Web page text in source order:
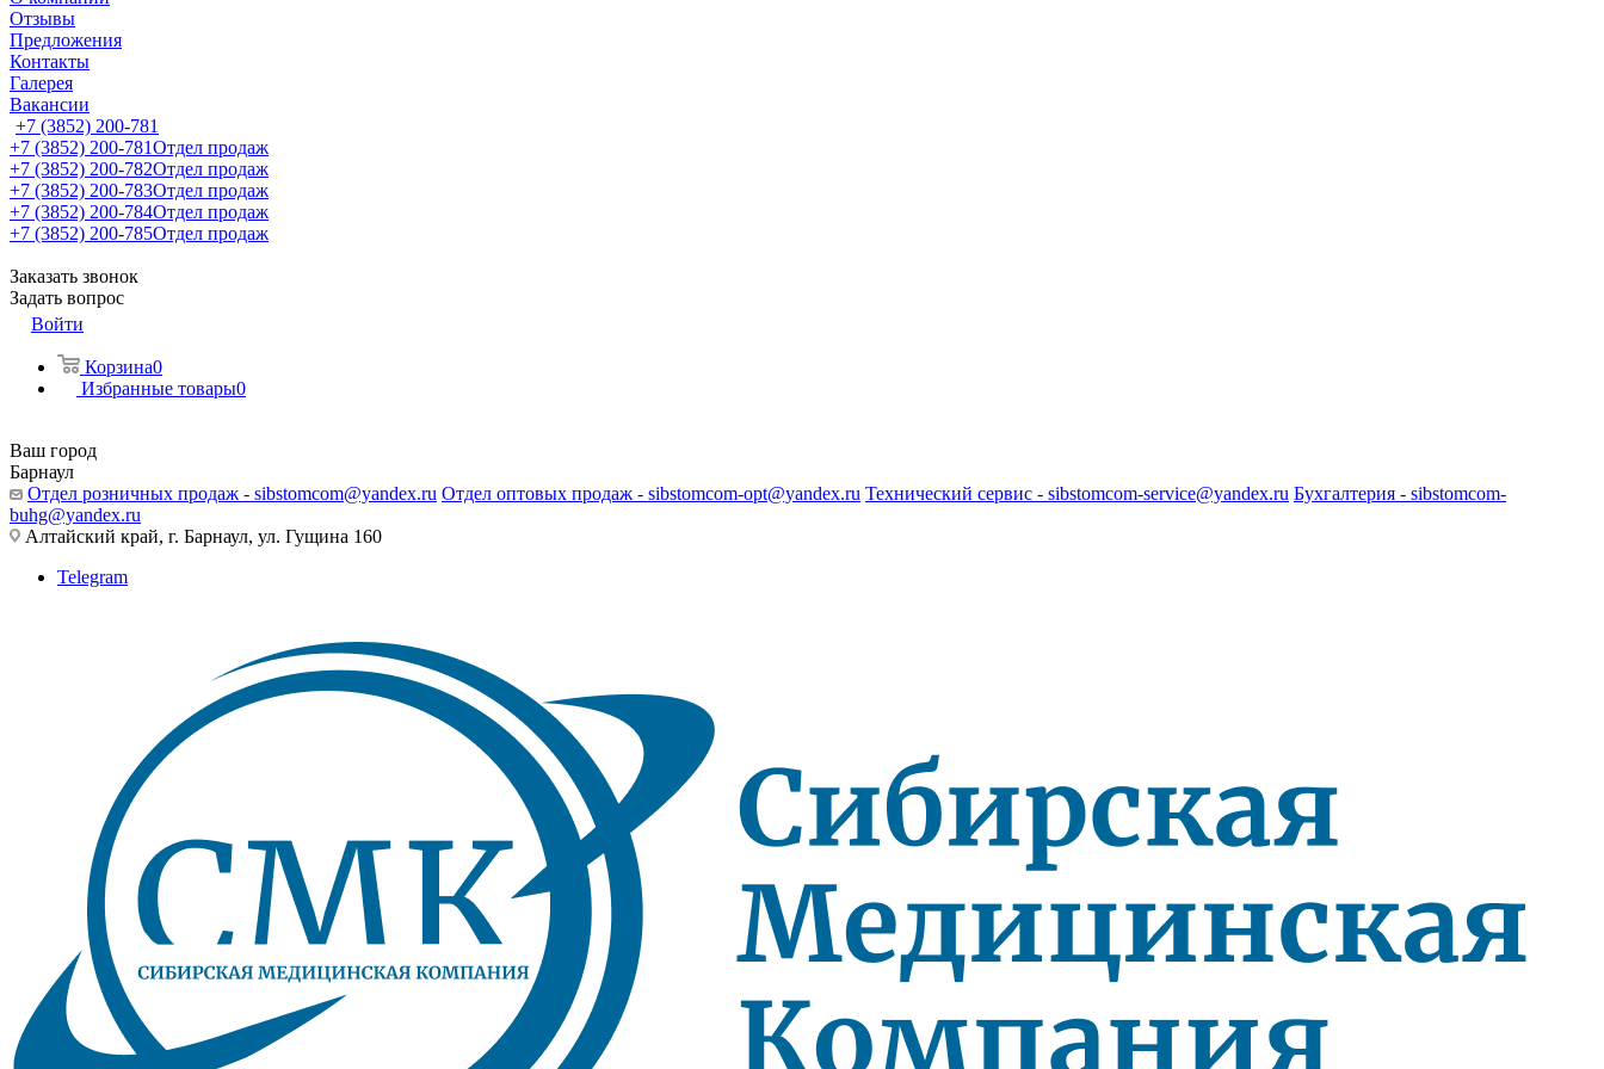
Отзывы
Предложения
Контакты
Галерея
Вакансии
+7 (3852) 200-781
+7 (3852) 200-781Отдел продаж
+7 (3852) 200-782Отдел продаж
+7 (3852) 200-783Отдел продаж
+7 (3852) 200-784Отдел продаж
+7 (3852) 200-785Отдел продаж
Заказать звонок
Задать вопрос
Войти
Корзина0
Избранные товары0
Ваш город
Барнаул
Отдел розничных продаж - sibstomcom@yandex.ru Отдел оптовых продаж - sibstomcom-opt@yandex.ru Технический сервис - sibstomcom-service@yandex.ru Бухгалтерия - sibstomcom-
buhg@yandex.ru
Алтайский край, г. Барнаул, ул. Гущина 160
Telegram